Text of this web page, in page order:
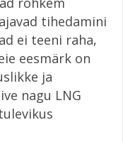
tihedamini
ei teeni raha,
eesmärk on
ja
nagu LNG